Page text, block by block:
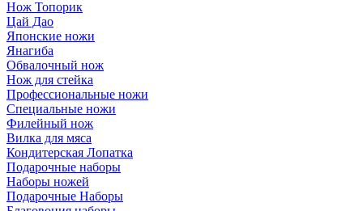
Нож Топорик
Цай Дао
Японские ножи
Янагиба
Обвалочный нож
Нож для стейка
Профессиональные ножи
Специальные ножи
Филейный нож
Вилка для мяса
Кондитерская Лопатка
Подарочные наборы
Наборы ножей
Подарочные Наборы